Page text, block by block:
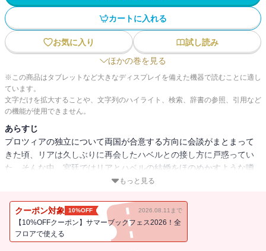
カートに入れる
お気に入り
試し読み
ほかの巻を見る
※この商品はタブレットなど大きなディスプレイを備えた機器で読むことに適し
ています。
文字だけを拡大することや、文字列のハイライト、検索、辞書の参照、引用など
の機能が使用できません。
あらすじ
プロツィアの独立について両国が合意する方向に会談がまとまって
きた頃、リアは久しぶりに再会したハベルとの接し方に戸惑ってい
た。そんな中、宮廷ではリアとハベルの結婚をほのめかすような噂
が広まっており、ついにはカイテルの耳にも入ってしまうのだ
もっと見る
クーポン対象 10%OFF 2026.08.11まで
【10%OFFクーポン】サマーブックフェス2026！全
フロアで使える